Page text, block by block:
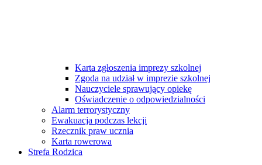
Karta zgłoszenia imprezy szkolnej
Zgoda na udział w imprezie szkolnej
Nauczyciele sprawujący opiekę
Oświadczenie o odpowiedzialności
Alarm terrorystyczny
Ewakuacja podczas lekcji
Rzecznik praw ucznia
Karta rowerowa
Strefa Rodzica